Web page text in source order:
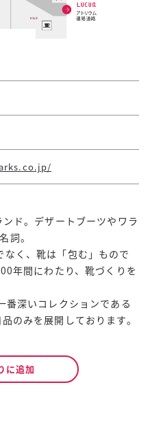
ド。デザートブーツやワラ
詞。
く、靴は「包む」もので
年間にわたり、靴づくりを
番深いコレクションである
のみを展開しております。
に追加